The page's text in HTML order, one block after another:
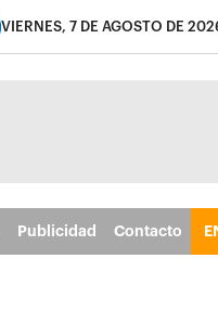
VIERNES, 7 DE AGOSTO DE
Publicidad Contacto